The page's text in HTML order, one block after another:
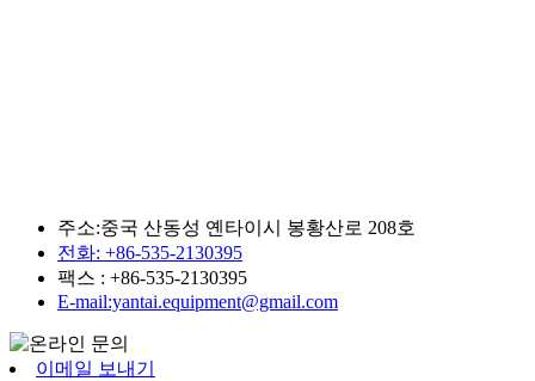
주소:중국 산동성 옌타이시 봉황산로 208호
전화: +86-535-2130395
팩스 : +86-535-2130395
E-mail:yantai.equipment@gmail.com
이메일 보내기